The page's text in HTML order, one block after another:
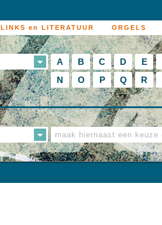
LINKS en LITERATUUR ORGELS
A B C D E
N
O P Q R